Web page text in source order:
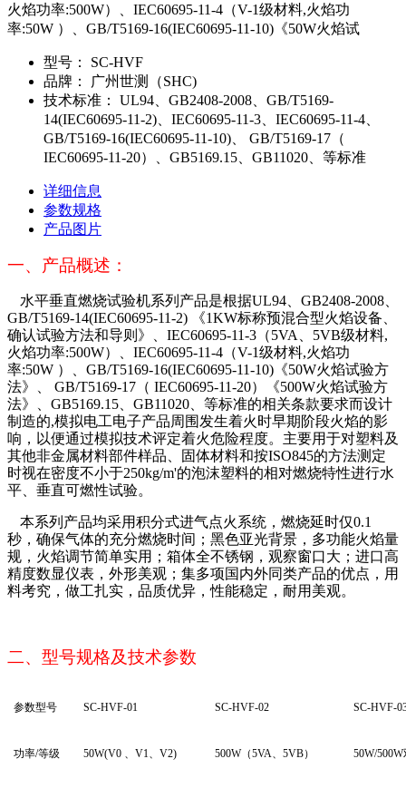
火焰功率:500W）、IEC60695-11-4（V-1级材料,火焰功
率:50W ）、GB/T5169-16(IEC60695-11-10)《50W火焰试
型号：
SC-HVF
品牌：
广州世测（SHC)
技术标准：
UL94、GB2408-2008、GB/T5169-
14(IEC60695-11-2)、IEC60695-11-3、IEC60695-11-4、
GB/T5169-16(IEC60695-11-10)、 GB/T5169-17（
IEC60695-11-20）、GB5169.15、GB11020、等标准
详细信息
参数规格
产品图片
一、产品概述：
水平垂直燃烧试验机系列产品是根据UL94、GB2408-2008、
GB/T5169-14(IEC60695-11-2) 《1KW标称预混合型火焰设备、
确认试验方法和导则》、IEC60695-11-3（5VA、5VB级材料,
火焰功率:500W）、IEC60695-11-4（V-1级材料,火焰功
率:50W ）、GB/T5169-16(IEC60695-11-10)《50W火焰试验方
法》、 GB/T5169-17（ IEC60695-11-20）《500W火焰试验方
法》、GB5169.15、GB11020、等标准的相关条款要求而设计
制造的,模拟电工电子产品周围发生着火时早期阶段火焰的影
响，以便通过模拟技术评定着火危险程度。主要用于对塑料及
其他非金属材料部件样品、固体材料和按ISO845的方法测定
时视在密度不小于250kg/m'的泡沫塑料的相对燃烧特性进行水
平、垂直可燃性试验。
本系列产品均采用积分式进气点火系统，燃烧延时仅0.1
秒，确保气体的充分燃烧时间；黑色亚光背景，多功能火焰量
规，火焰调节简单实用；箱体全不锈钢，观察窗口大；进口高
精度数显仪表，外形美观；集多项国内外同类产品的优点，用
料考究，做工扎实，品质优异，性能稳定，耐用美观。
二、型号规格及技术参数
参数型号 SC-HVF-01 SC-HVF-02 SC-HVF-
功率/等级 50W(V0 、V1、V2) 500W（5VA、5VB） 50W/500W